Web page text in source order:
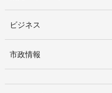
ビジネス
市政情報